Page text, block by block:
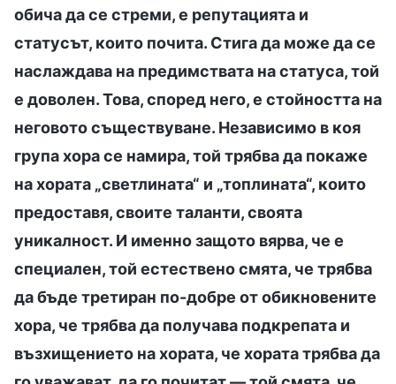
обича да се стреми, е репутацията и
статусът, които почита. Стига да може да се
наслаждава на предимствата на статуса, той
е доволен. Това, според него, е стойността на
неговото съществуване. Независимо в коя
група хора се намира, той трябва да покаже
на хората „светлината“ и „топлината“, които
предоставя, своите таланти, своята
уникалност. И именно защото вярва, че е
специален, той естествено смята, че трябва
да бъде третиран по-добре от обикновените
хора, че трябва да получава подкрепата и
възхищението на хората, че хората трябва да